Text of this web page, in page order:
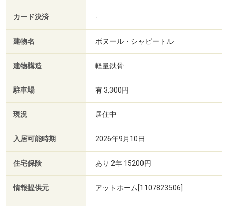
カード決済 -
建物名 ボヌール・シャピートル
建物構造 軽量鉄骨
駐車場 有 3,300円
現況 居住中
入居可能時期 2026年9月10日
住宅保険 あり 2年 15200円
情報提供元 アットホーム[1107823506]